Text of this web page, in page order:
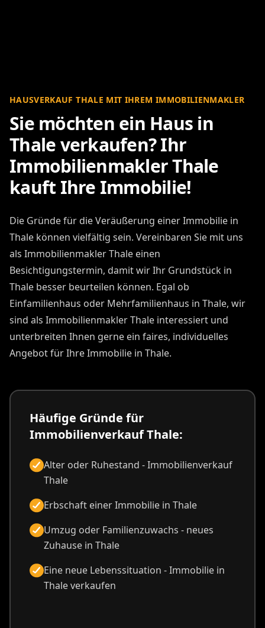
HAUSVERKAUF THALE MIT IHREM IMMOBILIENMAKLER
Sie möchten ein Haus in
Thale verkaufen? Ihr
Immobilienmakler Thale
kauft Ihre Immobilie!
Die Gründe für die Veräußerung einer Immobilie in
Thale können vielfältig sein. Vereinbaren Sie mit uns
als Immobilienmakler Thale einen
Besichtigungstermin, damit wir Ihr Grundstück in
Thale besser beurteilen können. Egal ob
Einfamilienhaus oder Mehrfamilienhaus in Thale, wir
sind als Immobilienmakler Thale interessiert und
unterbreiten Ihnen gerne ein faires, individuelles
Angebot für Ihre Immobilie in Thale.
Häufige Gründe für
Immobilienverkauf Thale:
Alter oder Ruhestand - Immobilienverkauf
Thale
Erbschaft einer Immobilie in Thale
Umzug oder Familienzuwachs - neues
Zuhause in Thale
Eine neue Lebenssituation - Immobilie in
Thale verkaufen